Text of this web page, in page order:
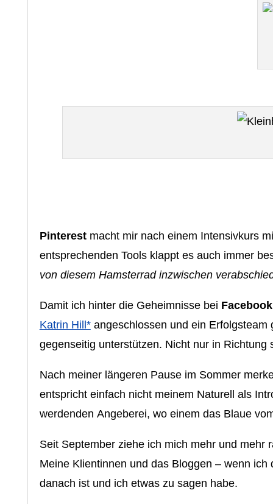
Pinterestmacht mir nach einem Intensivkurs
entsprechenden Tools klappt es auch immer
von diesem Hamsterrad inzwischen
Damit ich hinter die Geheimnisse bei Facebook
Katrin Hill*angeschlossen und ein Erfolgsteam
gegenseitig unterstützen. Nicht nur in Richtung
Nach meiner längeren Pause im Sommer
entspricht einfach nicht meinem Naturell als
werdenden Angeberei, wo einem das Blaue
Seit September ziehe ich mich mehr und
Meine Klientinnen und das Bloggen – wenn
danach ist und ich etwas zu sagen habe.